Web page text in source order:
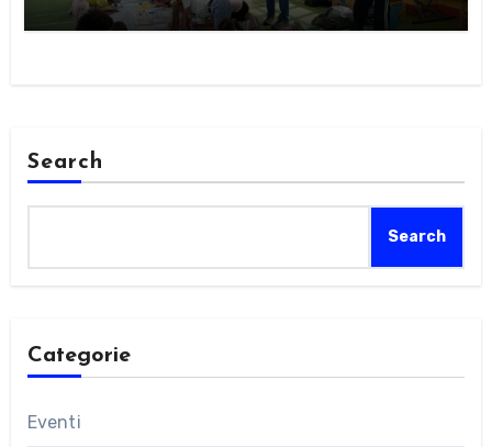
Search
Search
Categorie
Eventi